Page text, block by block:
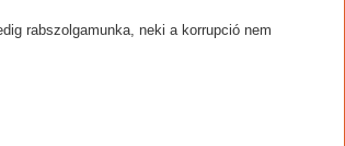
rabszolgamunka, neki a korrupció nem